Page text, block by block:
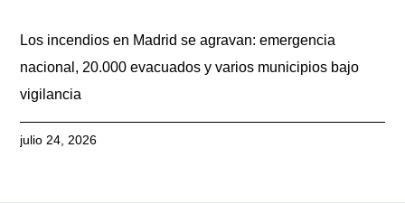
Los incendios en Madrid se agravan: emergencia
nacional, 20.000 evacuados y varios municipios bajo
vigilancia
julio 24, 2026